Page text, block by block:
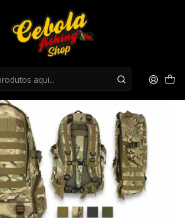
Mochilas
Estilo Militar - MA-34882-CP (38L)